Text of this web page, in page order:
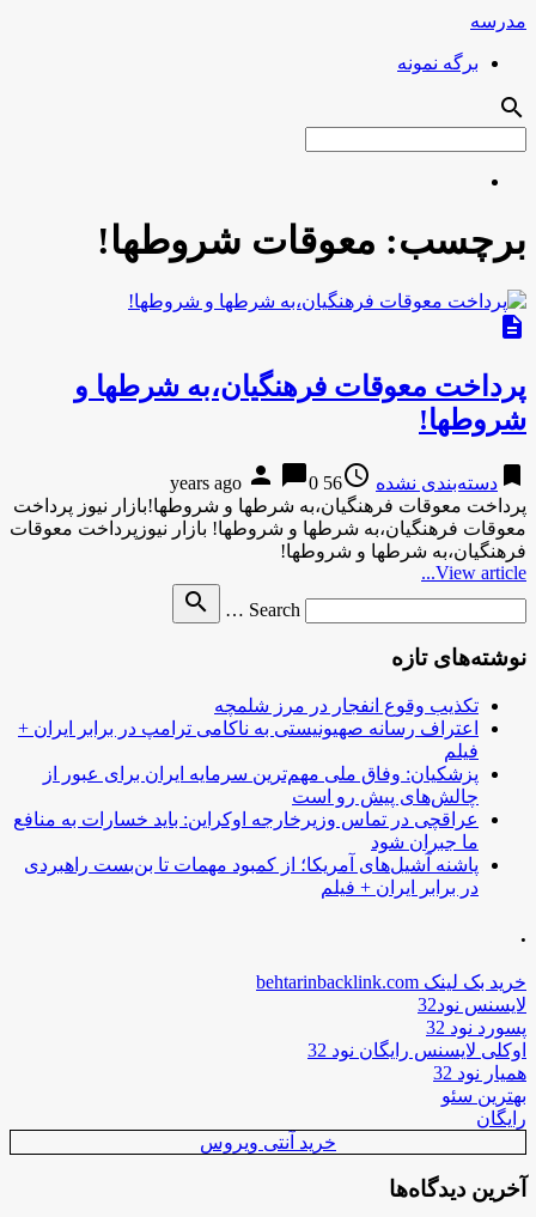
مدرسه
برگه نمونه
search
برچسب: معوقات شروطها!
description
پرداخت معوقات فرهنگیان،به شرطها و
شروطها!
bookmark دسته‌بندی نشده access_time
56 years ago
person chat_bubble0
پرداخت معوقات فرهنگیان،به شرطها و شروطها!بازار نیوز پرداخت
معوقات فرهنگیان،به شرطها و شروطها! بازار نیوزپرداخت معوقات
فرهنگیان،به شرطها و شروطها!
View article...
Search …
search
نوشته‌های تازه
تکذیب وقوع انفجار در مرز شلمچه
اعتراف رسانه صهیونیستی به ناکامی ترامپ در برابر ایران +
فیلم
پزشکیان: وفاق ملی مهم‌ترین سرمایه ایران برای عبور از
چالش‌های پیش رو است
عراقچی در تماس وزیرخارجه اوکراین: باید خسارات به منافع
ما جبران شود
پاشنه آشیل‌های آمریکا؛ از کمبود مهمات تا بن‌بست راهبردی
در برابر ایران + فیلم
.
خرید بک لینک behtarinbacklink.com
لایسنس نود32
پسورد نود 32
اوکلی لایسنس رایگان نود 32
همیار نود 32
بهترین سئو
رایگان
خرید آنتی ویروس
آخرین دیدگاه‌ها